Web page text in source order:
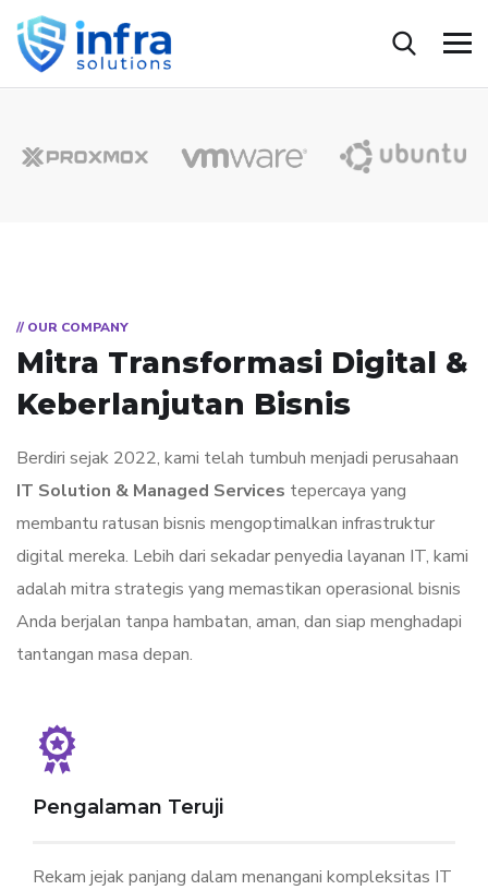
// OUR COMPANY
Mitra Transformasi Digital &
Keberlanjutan Bisnis
Berdiri sejak 2022, kami telah tumbuh menjadi perusahaan
IT Solution & Managed Services tepercaya yang
membantu ratusan bisnis mengoptimalkan infrastruktur
digital mereka. Lebih dari sekadar penyedia layanan IT, kami
adalah mitra strategis yang memastikan operasional bisnis
Anda berjalan tanpa hambatan, aman, dan siap menghadapi
tantangan masa depan.
Pengalaman Teruji
Rekam jejak panjang dalam menangani kompleksitas IT